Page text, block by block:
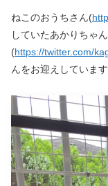
ねこのおうちさん(
していたあかりちゃ
(https://twitter.com/
んをお迎えしていま